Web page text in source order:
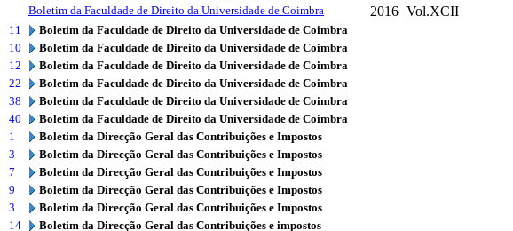
Boletim da Faculdade de Direito da Universidade de Coimbra 2016 Vol.XCII
11
Boletim da Faculdade de Direito da Universidade de Coimbra
10
Boletim da Faculdade de Direito da Universidade de Coimbra
12
Boletim da Faculdade de Direito da Universidade de Coimbra
22
Boletim da Faculdade de Direito da Universidade de Coimbra
38
Boletim da Faculdade de Direito da Universidade de Coimbra
40
Boletim da Faculdade de Direito da Universidade de Coimbra
1
Boletim da Direcção Geral das Contribuições e Impostos
3
Boletim da Direcção Geral das Contribuições e Impostos
7
Boletim da Direcção Geral das Contribuições e Impostos
9
Boletim da Direcção Geral das Contribuições e Impostos
3
Boletim da Direcção Geral das Contribuições e Impostos
14
Boletim da Direcção Geral das Contribuições e impostos